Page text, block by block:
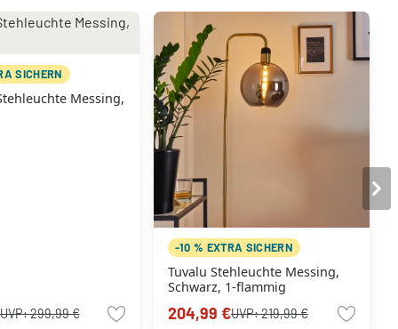
SICHERN
Messing,
UVP:299,99 €
-10 % EXTRA SICHERN
Tuvalu Stehleuchte Messing,
Schwarz, 1-flammig
204,99 €UVP:219,99 €